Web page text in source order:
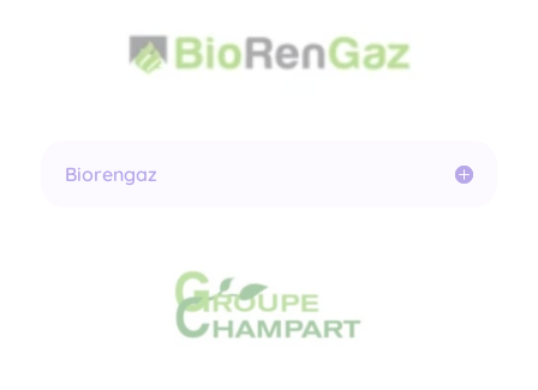
Biorengaz